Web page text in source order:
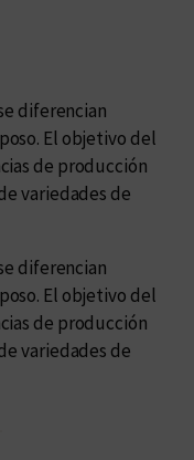
diferencian
El objetivo del
de producción
variedades de
diferencian
El objetivo del
de producción
variedades de